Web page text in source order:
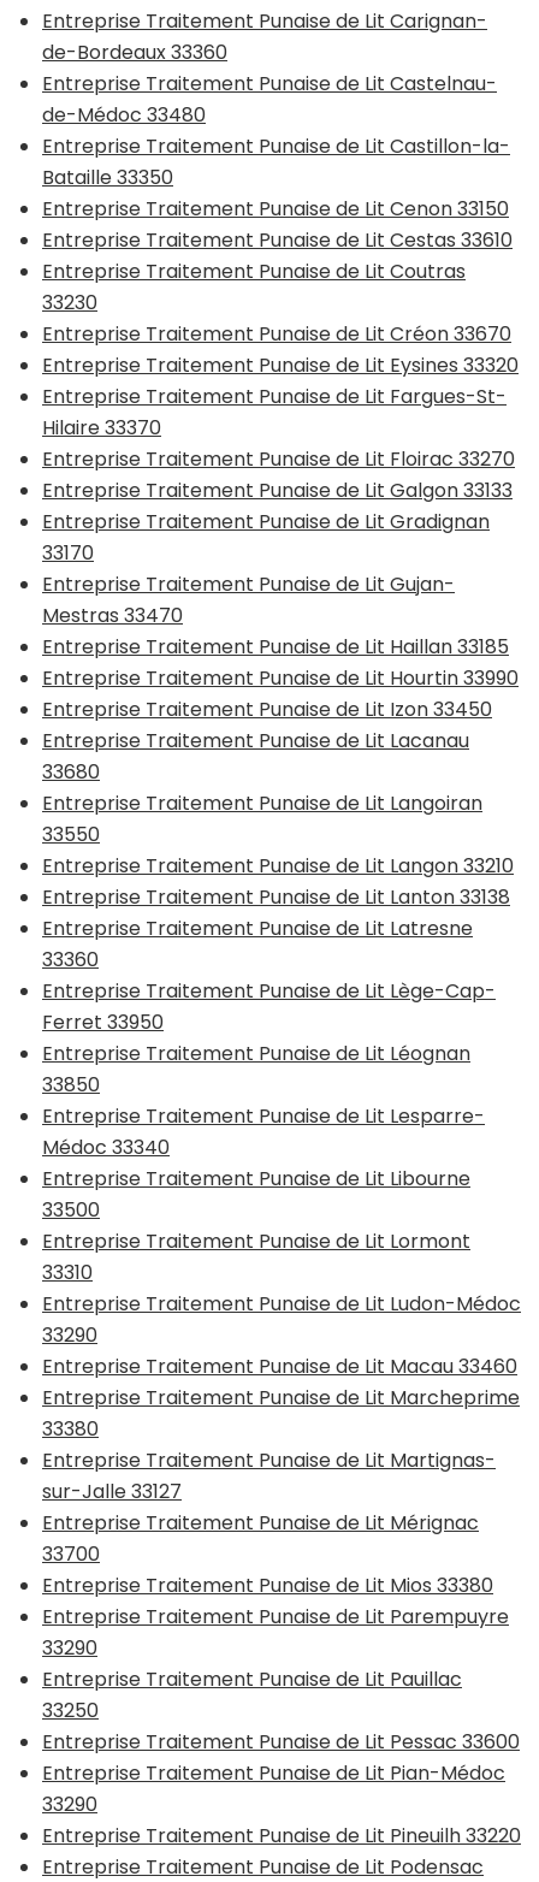
Entreprise Traitement Punaise de Lit Carignan-
de-Bordeaux 33360
Entreprise Traitement Punaise de Lit Castelnau-
de-Médoc 33480
Entreprise Traitement Punaise de Lit Castillon-la-
Bataille 33350
Entreprise Traitement Punaise de Lit Cenon 33150
Entreprise Traitement Punaise de Lit Cestas 33610
Entreprise Traitement Punaise de Lit Coutras
33230
Entreprise Traitement Punaise de Lit Créon 33670
Entreprise Traitement Punaise de Lit Eysines 33320
Entreprise Traitement Punaise de Lit Fargues-St-
Hilaire 33370
Entreprise Traitement Punaise de Lit Floirac 33270
Entreprise Traitement Punaise de Lit Galgon 33133
Entreprise Traitement Punaise de Lit Gradignan
33170
Entreprise Traitement Punaise de Lit Gujan-
Mestras 33470
Entreprise Traitement Punaise de Lit Haillan 33185
Entreprise Traitement Punaise de Lit Hourtin 33990
Entreprise Traitement Punaise de Lit Izon 33450
Entreprise Traitement Punaise de Lit Lacanau
33680
Entreprise Traitement Punaise de Lit Langoiran
33550
Entreprise Traitement Punaise de Lit Langon 33210
Entreprise Traitement Punaise de Lit Lanton 33138
Entreprise Traitement Punaise de Lit Latresne
33360
Entreprise Traitement Punaise de Lit Lège-Cap-
Ferret 33950
Entreprise Traitement Punaise de Lit Léognan
33850
Entreprise Traitement Punaise de Lit Lesparre-
Médoc 33340
Entreprise Traitement Punaise de Lit Libourne
33500
Entreprise Traitement Punaise de Lit Lormont
33310
Entreprise Traitement Punaise de Lit Ludon-Médoc
33290
Entreprise Traitement Punaise de Lit Macau 33460
Entreprise Traitement Punaise de Lit Marcheprime
33380
Entreprise Traitement Punaise de Lit Martignas-
sur-Jalle 33127
Entreprise Traitement Punaise de Lit Mérignac
33700
Entreprise Traitement Punaise de Lit Mios 33380
Entreprise Traitement Punaise de Lit Parempuyre
33290
Entreprise Traitement Punaise de Lit Pauillac
33250
Entreprise Traitement Punaise de Lit Pessac 33600
Entreprise Traitement Punaise de Lit Pian-Médoc
33290
Entreprise Traitement Punaise de Lit Pineuilh 33220
Entreprise Traitement Punaise de Lit Podensac